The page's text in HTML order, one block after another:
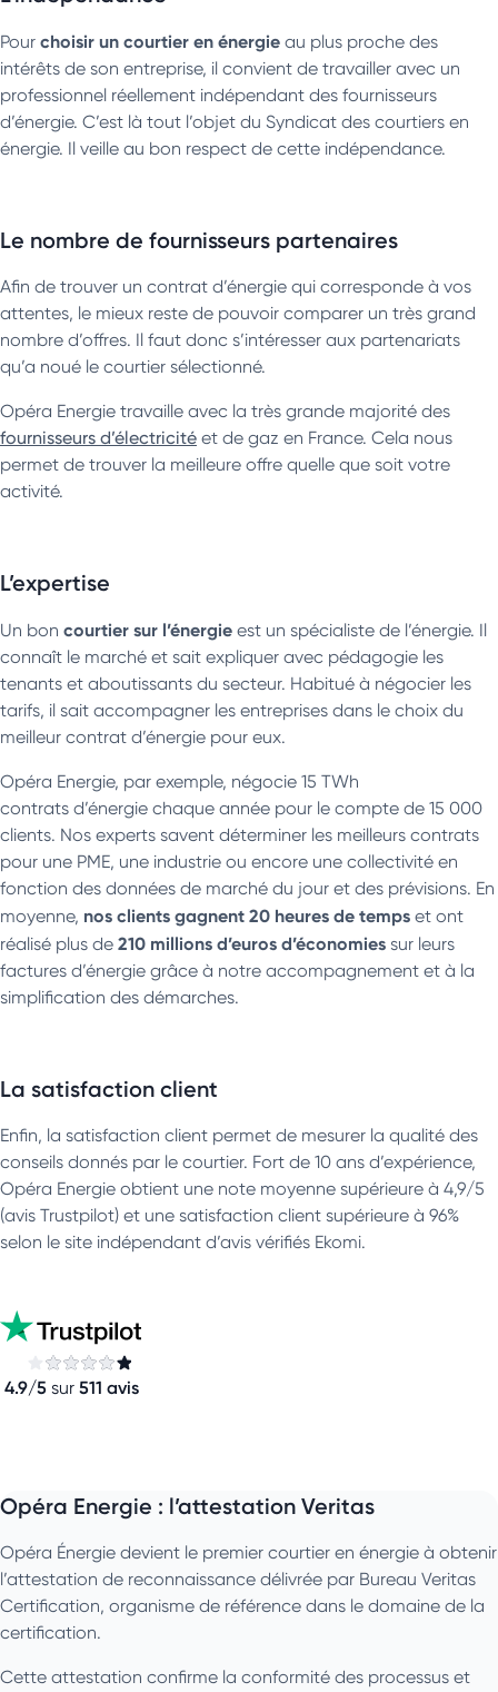
Pour choisir un courtier en énergie au plus proche des
intérêts de son entreprise, il convient de travailler avec un
professionnel réellement indépendant des fournisseurs
d’énergie. C’est là tout l’objet du Syndicat des courtiers en
énergie. Il veille au bon respect de cette indépendance.
Le nombre de fournisseurs partenaires
Afin de trouver un contrat d’énergie qui corresponde à vos
attentes, le mieux reste de pouvoir comparer un très grand
nombre d’offres. Il faut donc s’intéresser aux partenariats
qu’a noué le courtier sélectionné.
Opéra Energie travaille avec la très grande majorité des
fournisseurs d’électricité et de gaz en France. Cela nous
permet de trouver la meilleure offre quelle que soit votre
activité.
L’expertise
Un bon courtier sur l’énergie est un spécialiste de l’énergie. Il
connaît le marché et sait expliquer avec pédagogie les
tenants et aboutissants du secteur. Habitué à négocier les
tarifs, il sait accompagner les entreprises dans le choix du
meilleur contrat d’énergie pour eux.
Opéra Energie, par exemple, négocie 15 TWh
contrats d’énergie chaque année pour le compte de 15 000
clients. Nos experts savent déterminer les meilleurs contrats
pour une PME, une industrie ou encore une collectivité en
fonction des données de marché du jour et des prévisions. En
moyenne, nos clients gagnent 20 heures de temps et ont
réalisé plus de 210 millions d’euros d’économies sur leurs
factures d’énergie grâce à notre accompagnement et à la
simplification des démarches.
La satisfaction client
Enfin, la satisfaction client permet de mesurer la qualité des
conseils donnés par le courtier. Fort de 10 ans d’expérience,
Opéra Energie obtient une note moyenne supérieure à 4,9/5
(avis Trustpilot) et une satisfaction client supérieure à 96%
selon le site indépendant d’avis vérifiés Ekomi.
4.9/5sur 511 avis
Opéra Energie : l’attestation Veritas
Opéra Énergie devient le premier courtier en énergie à obtenir
l’attestation de reconnaissance délivrée par Bureau Veritas
Certification, organisme de référence dans le domaine de la
certification.
Cette attestation confirme la conformité des processus et